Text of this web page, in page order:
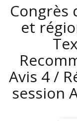
Congrès
et
Avis 4 /
session